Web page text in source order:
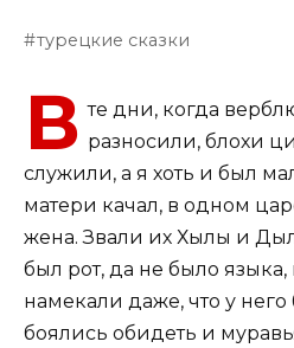
турецкие сказки
В те дни, когда
разносили, блохи
служили, а я хоть и был
матери качал, в одном
жена. Звали их Хылы и
был рот, да не было
намекали даже, что у него
боялись обидеть и